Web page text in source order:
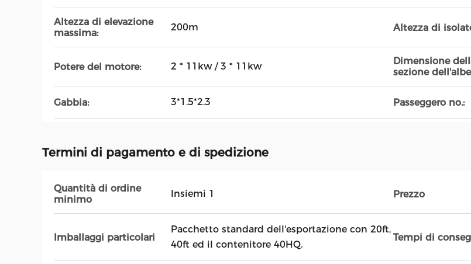
Altezza di elevazione
massima:
200m Altezza di
Potere del motore: 2 * 11kw / 3 * 11kw
Dimensione
sezione
Gabbia: 3*1.5*2.3 Passeggero no.:
Termini di pagamento e di spedizione
Quantità di ordine
minimo
Insiemi 1 Prezzo
Imballaggi particolari
Pacchetto standard dell'esportazione con 20ft,
40ft ed il contenitore 40HQ.
Tempi di